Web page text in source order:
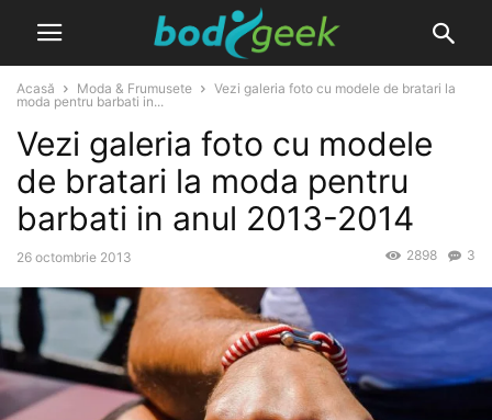
Acasă Moda & Frumusete
Vezi galeria foto cu modele de bratari la
moda pentru barbati in...
Vezi galeria foto cu modele
de bratari la moda pentru
barbati in anul 2013-2014
26 octombrie 2013 3
2898